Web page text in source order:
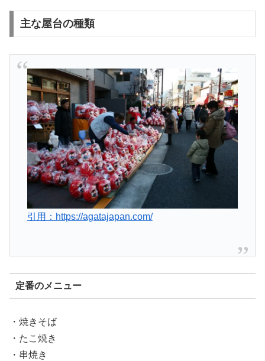
主な屋台の種類
引用：https://agatajapan.com/
定番のメニュー
・焼きそば
・たこ焼き
・串焼き